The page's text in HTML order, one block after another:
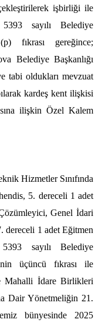
işbirliği ile
sayılı Belediye
fıkrası gereğince;
Belediye Başkanlığı
tabi oldukları mevzuat
kardeş kent ilişkisi
ilişkin Özel Kalem
Hizmetler Sınıfında
5. dereceli 1 adet
Genel İdari
dereceli 1 adet Eğitmen
sayılı Belediye
üçüncü fıkrası ile
Mahalli İdare Birlikleri
Dair Yönetmeliğin 21.
bünyesinde 2025